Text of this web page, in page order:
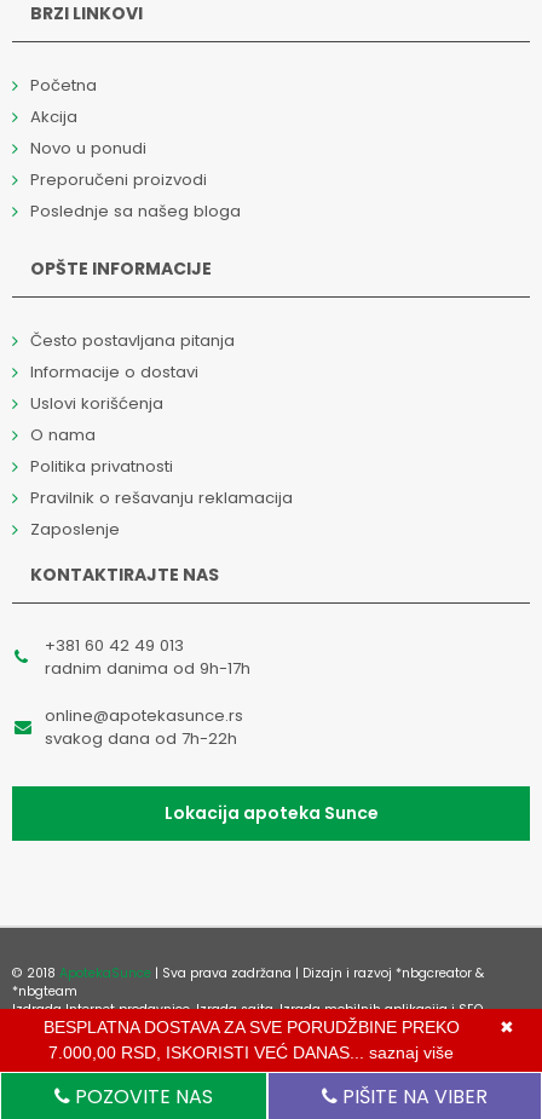
BRZI LINKOVI
Početna
Akcija
Novo u ponudi
Preporučeni proizvodi
Poslednje sa našeg bloga
OPŠTE INFORMACIJE
Često postavljana pitanja
Informacije o dostavi
Uslovi korišćenja
O nama
Politika privatnosti
Pravilnik o rešavanju reklamacija
Zaposlenje
KONTAKTIRAJTE NAS
+381 60 42 49 013
radnim danima od 9h-17h
online@apotekasunce.rs
svakog dana od 7h-22h
Lokacija apoteka Sunce
© 2018 ApotekaSunce | Sva prava zadržana | Dizajn i razvoj *nbgcreator &
*nbgteam
Izdrada Internet prodavnice,Izrada sajta,Izrada mobilnih aplikacijaiSEO
optimizacija sajta
POZOVITE NAS PIŠITE NA VIBER
✖
BESPLATNA DOSTAVA ZA SVE PORUDŽBINE PREKO
7.000,00 RSD, ISKORISTI VEĆ DANAS... saznaj više